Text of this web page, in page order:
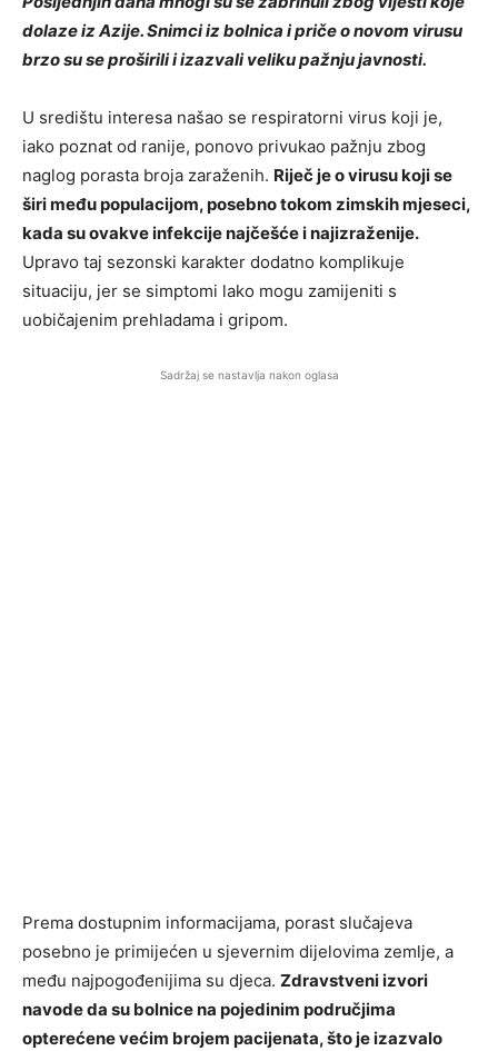
dolaze iz Azije. Snimci iz bolnica i priče o novom virusu
brzo su se proširili i izazvali veliku pažnju javnosti.
U središtu interesa našao se respiratorni virus koji je,
iako poznat od ranije, ponovo privukao pažnju zbog
naglog porasta broja zaraženih. Riječ je o virusu koji se
širi među populacijom, posebno tokom zimskih mjeseci,
kada su ovakve infekcije najčešće i najizraženije.
Upravo taj sezonski karakter dodatno komplikuje
situaciju, jer se simptomi lako mogu zamijeniti s
uobičajenim prehladama i gripom.
Sadržaj se nastavlja nakon oglasa
Prema dostupnim informacijama, porast slučajeva
posebno je primijećen u sjevernim dijelovima zemlje, a
među najpogođenijima su djeca. Zdravstveni izvori
navode da su bolnice na pojedinim područjima
opterećene većim brojem pacijenata, što je izazvalo